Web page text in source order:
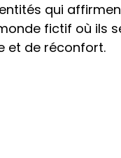
qui
fictif où ils
et de réconfort.